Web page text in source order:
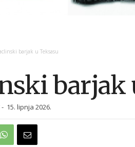
barjak u Teksasu
barjak
- 15. lipnja 2026.